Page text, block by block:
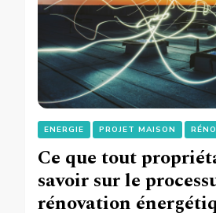
ENERGIE PROJET MAISON
Ce que tout
savoir sur le
rénovation